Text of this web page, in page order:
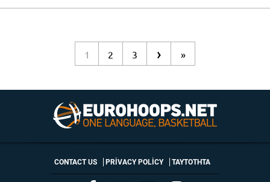
1 2 3 › »
CONTACT US PRIVACY POLICY ΤΑΥΤΟΤΗΤΑ